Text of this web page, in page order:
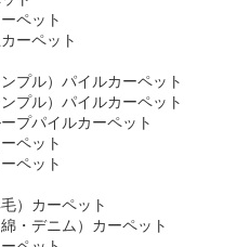
ペット
ーペット
プル）パイルカーペット
プル）パイルカーペット
プパイルカーペット
ペット
ペット
）カーペット
・デニム）カーペット